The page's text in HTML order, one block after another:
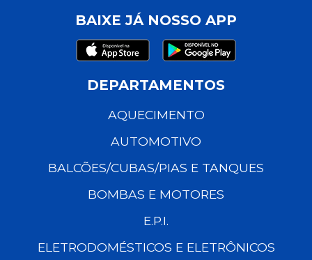
BAIXE JÁ NOSSO APP
DEPARTAMENTOS
AQUECIMENTO
AUTOMOTIVO
BALCÕES/CUBAS/PIAS E TANQUES
BOMBAS E MOTORES
E.P.I.
ELETRODOMÉSTICOS E ELETRÔNICOS